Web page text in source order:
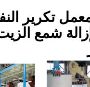
تكرير
شمع